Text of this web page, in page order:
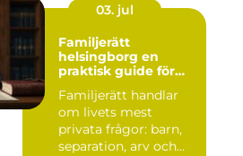
03. jul
Familjerätt
helsingborg en
praktisk guide för
ekonomi
Familjerätt handlar
om livets mest
privata frågor: barn,
separation, arv och